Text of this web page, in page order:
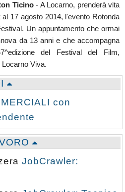
Ticino- A Locarno, prenderà vita
al 17 agosto 2014, l'evento Rotonda
Un appuntamento che ormai
da 13 anni e che accompagna
del Festival del Film,
Viva.
con
JobCrawler: